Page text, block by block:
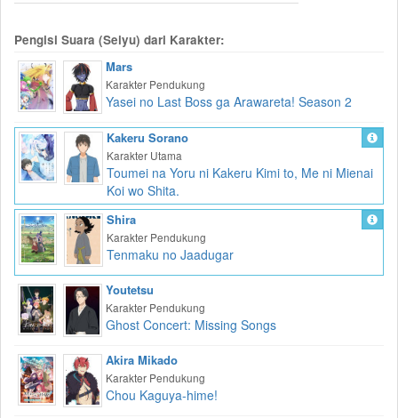
Pengisi Suara (Seiyu) dari Karakter:
Mars
Karakter Pendukung
Yasei no Last Boss ga Arawareta! Season 2
Kakeru Sorano
Karakter Utama
Toumei na Yoru ni Kakeru Kimi to, Me ni Mienai
Koi wo Shita.
Shira
Karakter Pendukung
Tenmaku no Jaadugar
Youtetsu
Karakter Pendukung
Ghost Concert: Missing Songs
Akira Mikado
Karakter Pendukung
Chou Kaguya-hime!